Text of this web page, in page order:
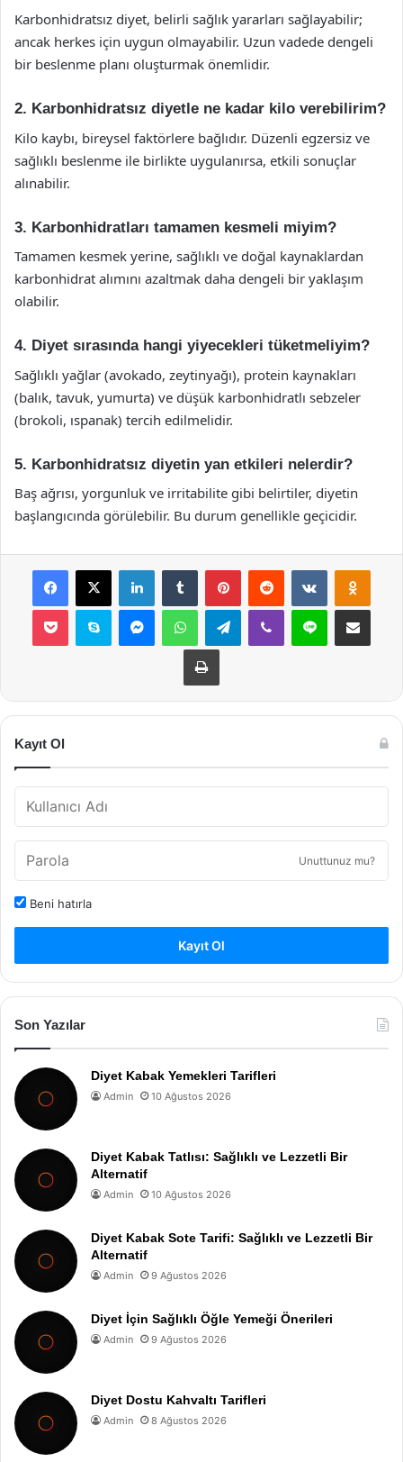
Karbonhidratsız diyet, belirli sağlık yararları sağlayabilir;
ancak herkes için uygun olmayabilir. Uzun vadede dengeli
bir beslenme planı oluşturmak önemlidir.
2. Karbonhidratsız diyetle ne kadar kilo verebilirim?
Kilo kaybı, bireysel faktörlere bağlıdır. Düzenli egzersiz ve
sağlıklı beslenme ile birlikte uygulanırsa, etkili sonuçlar
alınabilir.
3. Karbonhidratları tamamen kesmeli miyim?
Tamamen kesmek yerine, sağlıklı ve doğal kaynaklardan
karbonhidrat alımını azaltmak daha dengeli bir yaklaşım
olabilir.
4. Diyet sırasında hangi yiyecekleri tüketmeliyim?
Sağlıklı yağlar (avokado, zeytinyağı), protein kaynakları
(balık, tavuk, yumurta) ve düşük karbonhidratlı sebzeler
(brokoli, ıspanak) tercih edilmelidir.
5. Karbonhidratsız diyetin yan etkileri nelerdir?
Baş ağrısı, yorgunluk ve irritabilite gibi belirtiler, diyetin
başlangıcında görülebilir. Bu durum genellikle geçicidir.
Facebook
X LinkedInTumblr PinterestReddit VKontakte
Pocket Skype MessengerWhatsAppTelegramViber Line E-Posta ile
Yazdır
Kayıt Ol
Unuttunuz mu?
Beni hatırla
Kayıt Ol
Son Yazılar
Diyet Kabak Yemekleri Tarifleri
Admin 10 Ağustos 2026
Diyet Kabak Tatlısı: Sağlıklı ve Lezzetli Bir
Alternatif
Admin 10 Ağustos 2026
Diyet Kabak Sote Tarifi: Sağlıklı ve Lezzetli Bir
Alternatif
Admin 9 Ağustos 2026
Diyet İçin Sağlıklı Öğle Yemeği Önerileri
Admin 9 Ağustos 2026
Diyet Dostu Kahvaltı Tarifleri
Admin 8 Ağustos 2026